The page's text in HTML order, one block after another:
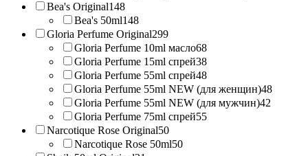
Bea's Original148
Bea's 50ml148
Gloria Perfume Original299
Gloria Perfume 10ml масло68
Gloria Perfume 15ml спрей38
Gloria Perfume 55ml спрей48
Gloria Perfume 55ml NEW (для женщин)48
Gloria Perfume 55ml NEW (для мужчин)42
Gloria Perfume 75ml спрей55
Narcotique Rose Original50
Narcotique Rose 50ml50